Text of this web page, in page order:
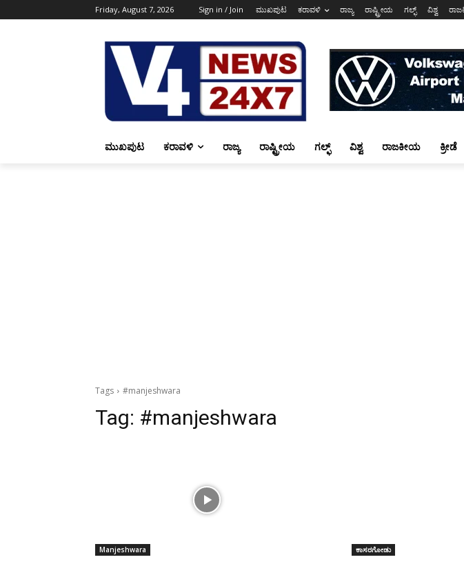
Friday, August 7, 2026 Sign in / Join ಮುಖಪುಟ ಕರಾವಳಿ ರಾಜ್ಯ ರಾಷ್ಟ್ರೀಯ ಗಲ್ಫ್ ವಿಶ್ವ
ಮುಖಪುಟ ಕರಾವಳಿ ರಾಜ್ಯ ರಾಷ್ಟ್ರೀಯ ಗಲ್ಫ್ ವಿಶ್ವ ರಾಜಕೀಯ ಕ್ರೀಡೆ
Tags #manjeshwara
Tag: #manjeshwara
Manjeshwara ಕಾಸರಗೋಡು